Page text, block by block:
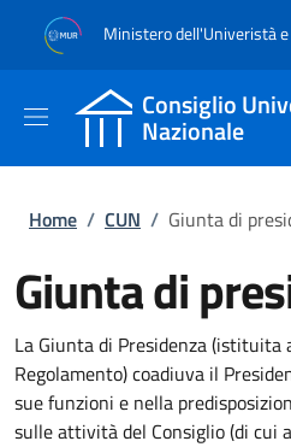
al contenuto principale
to footer content
Ministero dell'Univeristà e
Consiglio
Nazionale
Briciole di pane
Home / CUN / Giunta di
Giunta di
La Giunta di Presidenza (istituita
Regolamento) coadiuva il
sue funzioni e nella
sulle attività del Consiglio (di cui